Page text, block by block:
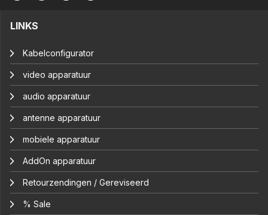
LINKS
Kabelconfigurator
video apparatuur
audio apparatuur
antenne apparatuur
mobiele apparatuur
AddOn apparatuur
Retourzendingen / Gereviseerd
% Sale